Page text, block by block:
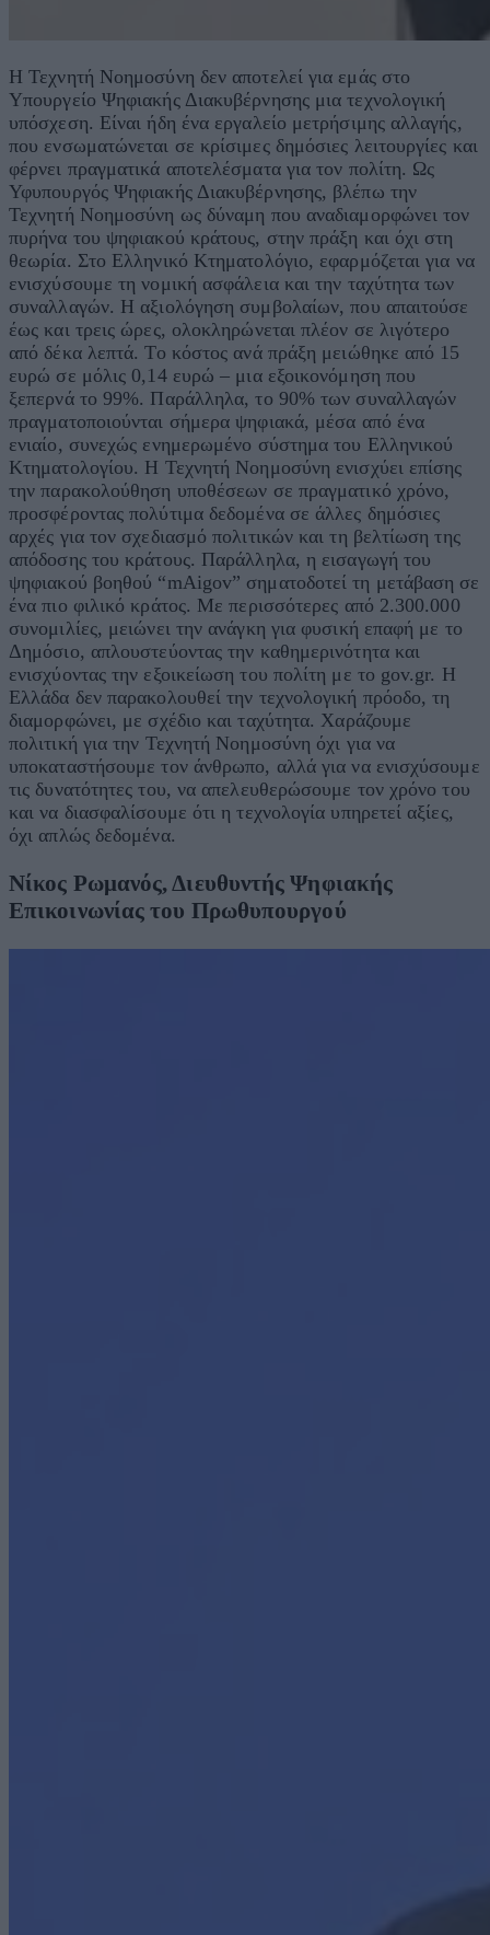
Η Τεχνητή Νοημοσύνη δεν αποτελεί για εμάς στο
Υπουργείο Ψηφιακής Διακυβέρνησης μια τεχνολογική
υπόσχεση. Είναι ήδη ένα εργαλείο μετρήσιμης αλλαγής,
που ενσωματώνεται σε κρίσιμες δημόσιες λειτουργίες και
φέρνει πραγματικά αποτελέσματα για τον πολίτη. Ως
Υφυπουργός Ψηφιακής Διακυβέρνησης, βλέπω την
Τεχνητή Νοημοσύνη ως δύναμη που αναδιαμορφώνει τον
πυρήνα του ψηφιακού κράτους, στην πράξη και όχι στη
θεωρία. Στο Ελληνικό Κτηματολόγιο, εφαρμόζεται για να
ενισχύσουμε τη νομική ασφάλεια και την ταχύτητα των
συναλλαγών. Η αξιολόγηση συμβολαίων, που απαιτούσε
έως και τρεις ώρες, ολοκληρώνεται πλέον σε λιγότερο
από δέκα λεπτά. Το κόστος ανά πράξη μειώθηκε από 15
ευρώ σε μόλις 0,14 ευρώ – μια εξοικονόμηση που
ξεπερνά το 99%. Παράλληλα, το 90% των συναλλαγών
πραγματοποιούνται σήμερα ψηφιακά, μέσα από ένα
ενιαίο, συνεχώς ενημερωμένο σύστημα του Ελληνικού
Κτηματολογίου. Η Τεχνητή Νοημοσύνη ενισχύει επίσης
την παρακολούθηση υποθέσεων σε πραγματικό χρόνο,
προσφέροντας πολύτιμα δεδομένα σε άλλες δημόσιες
αρχές για τον σχεδιασμό πολιτικών και τη βελτίωση της
απόδοσης του κράτους. Παράλληλα, η εισαγωγή του
ψηφιακού βοηθού “mAigov” σηματοδοτεί τη μετάβαση σε
ένα πιο φιλικό κράτος. Με περισσότερες από 2.300.000
συνομιλίες, μειώνει την ανάγκη για φυσική επαφή με το
Δημόσιο, απλουστεύοντας την καθημερινότητα και
ενισχύοντας την εξοικείωση του πολίτη με το gov.gr. Η
Ελλάδα δεν παρακολουθεί την τεχνολογική πρόοδο, τη
διαμορφώνει, με σχέδιο και ταχύτητα. Χαράζουμε
πολιτική για την Τεχνητή Νοημοσύνη όχι για να
υποκαταστήσουμε τον άνθρωπο, αλλά για να ενισχύσουμε
τις δυνατότητες του, να απελευθερώσουμε τον χρόνο του
και να διασφαλίσουμε ότι η τεχνολογία υπηρετεί αξίες,
όχι απλώς δεδομένα.
Νίκος Ρωμανός, Διευθυντής Ψηφιακής
Επικοινωνίας του Πρωθυπουργού